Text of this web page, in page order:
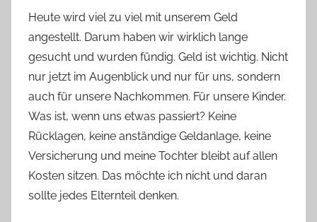
Heute wird viel zu viel mit unserem Geld
angestellt. Darum haben wir wirklich lange
gesucht und wurden fündig. Geld ist wichtig. Nicht
nur jetzt im Augenblick und nur für uns, sondern
auch für unsere Nachkommen. Für unsere Kinder.
Was ist, wenn uns etwas passiert? Keine
Rücklagen, keine anständige Geldanlage, keine
Versicherung und meine Tochter bleibt auf allen
Kosten sitzen. Das möchte ich nicht und daran
sollte jedes Elternteil denken.